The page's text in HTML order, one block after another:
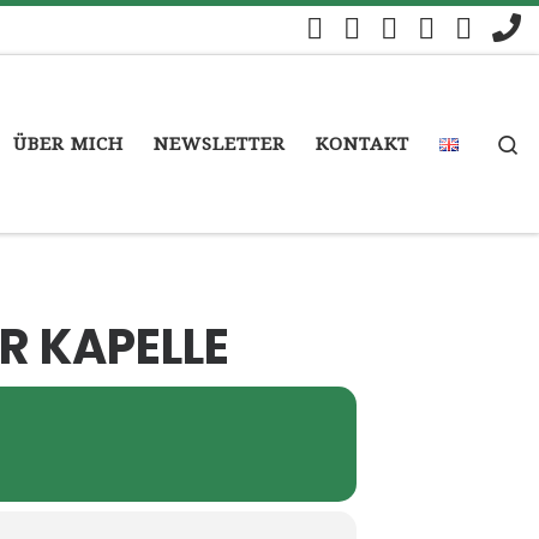
ÜBER MICH NEWSLETTER KONTAKT
KAPELLE